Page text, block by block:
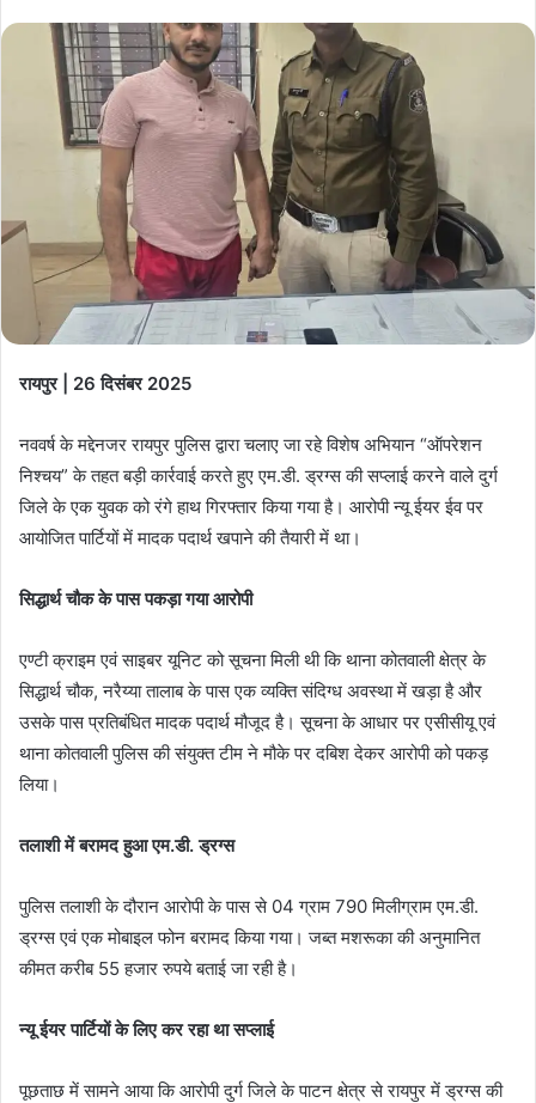
रायपुर | 26 दिसंबर 2025
नववर्ष के मद्देनजर रायपुर पुलिस द्वारा चलाए जा रहे विशेष अभियान “ऑपरेशन
निश्चय” के तहत बड़ी कार्रवाई करते हुए एम.डी. ड्रग्स की सप्लाई करने वाले दुर्ग
जिले के एक युवक को रंगे हाथ गिरफ्तार किया गया है। आरोपी न्यू ईयर ईव पर
आयोजित पार्टियों में मादक पदार्थ खपाने की तैयारी में था।
सिद्धार्थ चौक के पास पकड़ा गया आरोपी
एण्टी क्राइम एवं साइबर यूनिट को सूचना मिली थी कि थाना कोतवाली क्षेत्र के
सिद्धार्थ चौक, नरैय्या तालाब के पास एक व्यक्ति संदिग्ध अवस्था में खड़ा है और
उसके पास प्रतिबंधित मादक पदार्थ मौजूद है। सूचना के आधार पर एसीसीयू एवं
थाना कोतवाली पुलिस की संयुक्त टीम ने मौके पर दबिश देकर आरोपी को पकड़
लिया।
तलाशी में बरामद हुआ एम.डी. ड्रग्स
पुलिस तलाशी के दौरान आरोपी के पास से 04 ग्राम 790 मिलीग्राम एम.डी.
ड्रग्स एवं एक मोबाइल फोन बरामद किया गया। जब्त मशरूका की अनुमानित
कीमत करीब 55 हजार रुपये बताई जा रही है।
न्यू ईयर पार्टियों के लिए कर रहा था सप्लाई
पूछताछ में सामने आया कि आरोपी दुर्ग जिले के पाटन क्षेत्र से रायपुर में ड्रग्स की